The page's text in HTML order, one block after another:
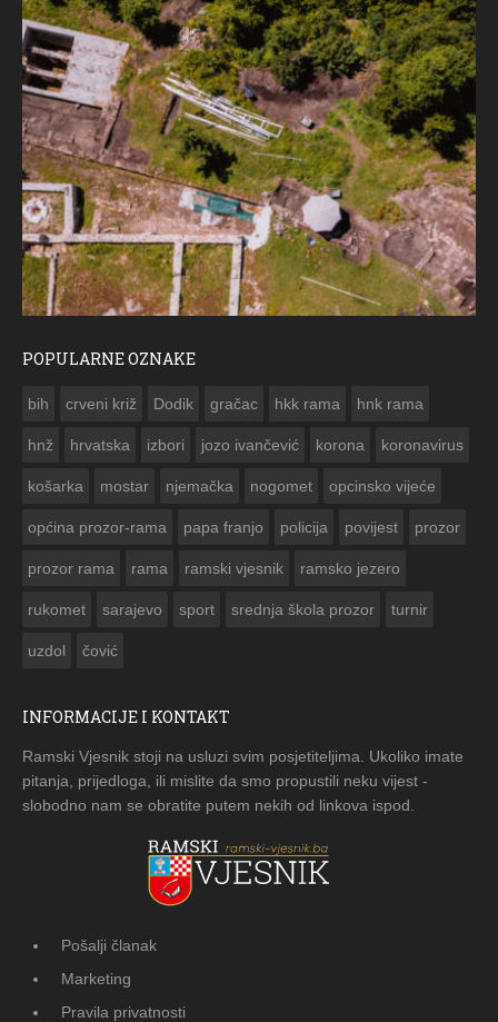
POPULARNE OZNAKE
bih crveni križ Dodik gračac hkk rama hnk rama
hnž hrvatska izbori jozo ivančević korona koronavirus
košarka mostar njemačka nogomet opcinsko vijeće
općina prozor-rama papa franjo policija povijest prozor
prozor rama rama ramski vjesnik ramsko jezero
rukomet sarajevo sport srednja škola prozor turnir
uzdol čović
INFORMACIJE I KONTAKT
Ramski Vjesnik stoji na usluzi svim posjetiteljima. Ukoliko imate
pitanja, prijedloga, ili mislite da smo propustili neku vijest -
slobodno nam se obratite putem nekih od linkova ispod.
Pošalji članak
Marketing
Pravila privatnosti